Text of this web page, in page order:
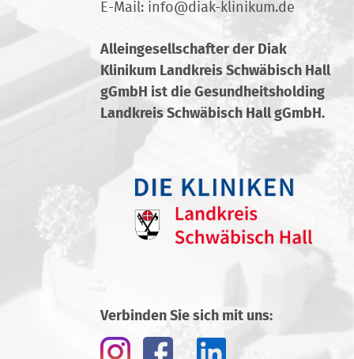
E-Mail: info@diak-klinikum.de
Alleingesellschafter der Diak
Klinikum Landkreis Schwäbisch Hall
gGmbH ist die Gesundheitsholding
Landkreis Schwäbisch Hall gGmbH.
Verbinden Sie sich mit uns: